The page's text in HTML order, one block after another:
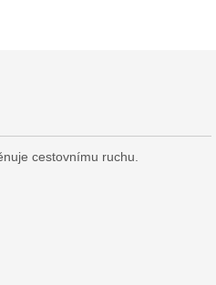
cestovnímu ruchu.